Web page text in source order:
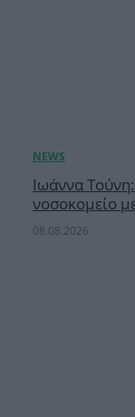
Ιωάννα
νοσοκομείο
08.08.2026